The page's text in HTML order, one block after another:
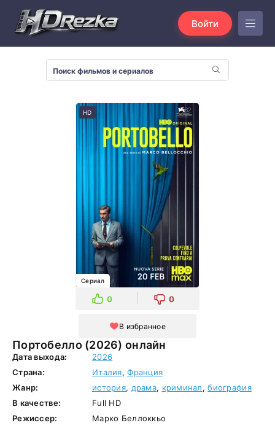
Войти
Портобелло (2026) онлайн
HD
Сериал
0 0
В избранное
Дата выхода:
2026
Страна:
Италия,Франция
Жанр:
история, драма, криминал,биография
В качестве:
Full HD
Режиссер:
Марко Беллоккьо